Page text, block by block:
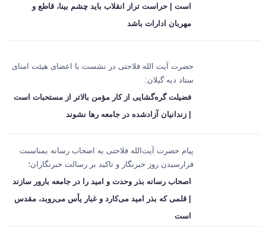
است | حراست تراز انقلاب باید چشم بینا، قاطع و
مهربان ادارات باشد
حضرت آیت الله فلاحتی در نشست با اعضای هیئت امنای
ستاد دیه گیلان:
فضیلت گره‌گشایی از کار مؤمن بالاتر از مستحبات است
| زندانیان آزادشده در جامعه رها نشوند
پیام حضرت آیت‌الله فلاحتی به اصحاب رسانه بمناسبت
فرارسیدن روز خبرنگار و تاکید بر رسالت خبرنگاران؛
اصحاب رسانه بذر وحدت و امید را در جامعه بارور سازند
| قلمی که بذر امید می‌کارد و غبار یأس می‌روبد، مقدس
است